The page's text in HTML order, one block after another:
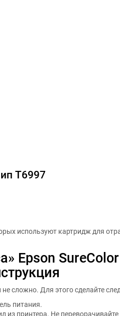
T6997
используют картридж для
Epson
сложно. Для этого сделайте
питания.
из принтера. Не переворачивайте